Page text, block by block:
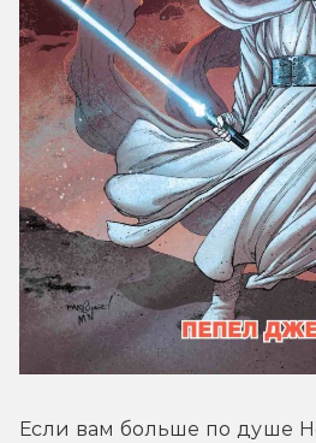
Если вам больше по душе